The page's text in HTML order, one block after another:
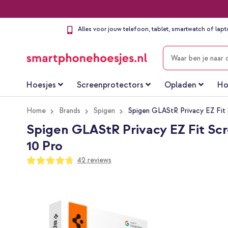
Alles voor jouw telefoon, tablet, smartwatch of
ZOEKEN
Hoesjes Screenprotectors Opladen
Home Brands Spigen Spigen GLAStR Privacy EZ
Spigen GLAStR Privacy EZ Fit
10 Pro
Waardering:
94
100
42 reviews